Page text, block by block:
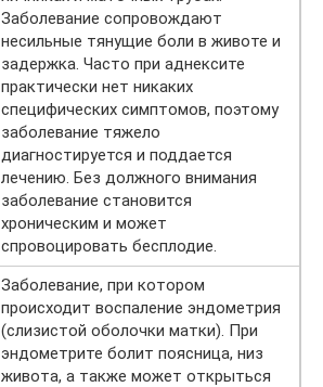
Заболевание сопровождают
несильные тянущие боли в животе и
задержка. Часто при аднексите
практически нет никаких
специфических симптомов, поэтому
заболевание тяжело
диагностируется и поддается
лечению. Без должного внимания
заболевание становится
хроническим и может
спровоцировать бесплодие.
Заболевание, при котором
происходит воспаление эндометрия
(слизистой оболочки матки). При
эндометрите болит поясница, низ
живота, а также может открыться